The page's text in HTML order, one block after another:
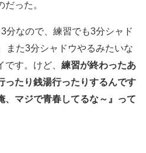
った。
分なので、練習でも3分シャド
また3分シャドウやるみたいな
す。けど、 練習が終わったあ
ったり銭湯行ったりするんです
、マジで青春してるな～』って